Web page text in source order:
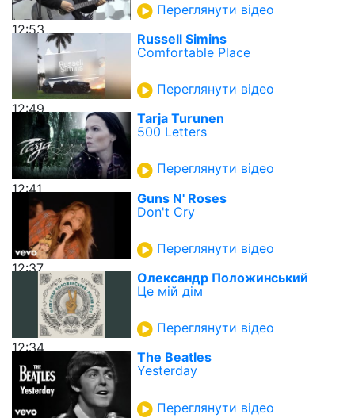
12:53
Переглянути відео
12:49
Russell Simins
Comfortable Place
Переглянути відео
12:41
Tarja Turunen
500 Letters
Переглянути відео
12:37
Guns N' Roses
Don't Cry
Переглянути відео
12:34
Олександр Положинський
Це мій дім
Переглянути відео
The Beatles
Yesterday
Переглянути відео